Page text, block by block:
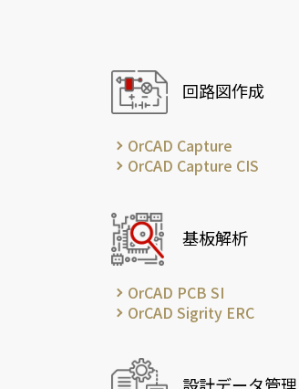
回路図作成
OrCAD Capture
OrCAD Capture CIS
基板解析
OrCAD PCB SI
OrCAD Sigrity ERC